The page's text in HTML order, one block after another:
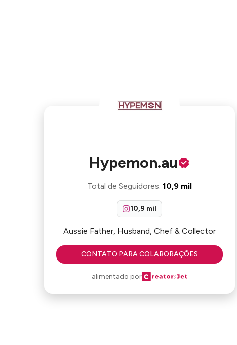
Hypemon.au
Total de Seguidores: 10,9 mil
10,9 mil
Aussie Father, Husband, Chef & Collector
CONTATO PARA COLABORAÇÕES
alimentado por